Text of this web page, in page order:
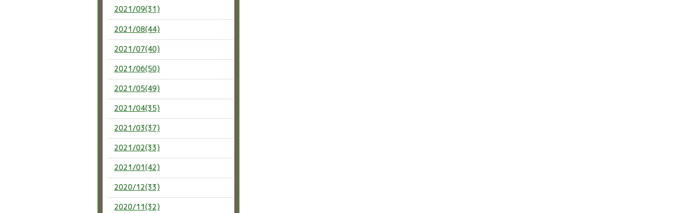
2021/09(31)
2021/08(44)
2021/07(40)
2021/06(50)
2021/05(49)
2021/04(35)
2021/03(37)
2021/02(33)
2021/01(42)
2020/12(33)
2020/11(32)